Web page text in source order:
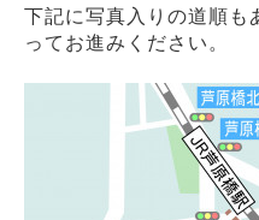
下記に写真入りの道順も
ってお進みください。